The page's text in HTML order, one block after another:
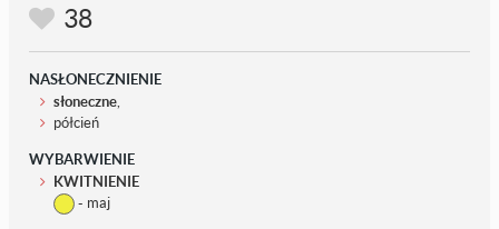
38
NASŁONECZNIENIE
słoneczne
półcień
WYBARWIENIE
KWITNIENIE
- maj